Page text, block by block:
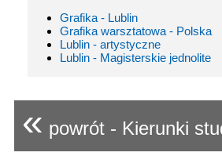
Grafika - Lublin
Grafika warsztatowa - Polska
Lublin - artystyczne
Lublin - Magisterskie jednolite
« powrót - Kierunki